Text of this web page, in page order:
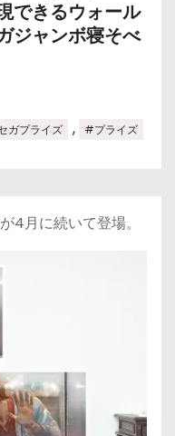
できるウォール
ジャンボ寝そべ
ガプライズ , #プライズ
4月に続いて登場。